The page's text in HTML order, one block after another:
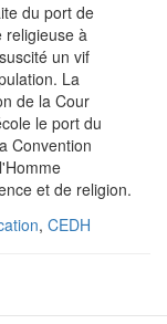
du port de
religieuse à
un vif
La
de la Cour
le port du
Convention
et de religion.
, CEDH